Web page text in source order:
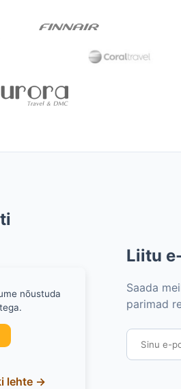
nõustuda
lehte →
Liitu
Saada
parimad